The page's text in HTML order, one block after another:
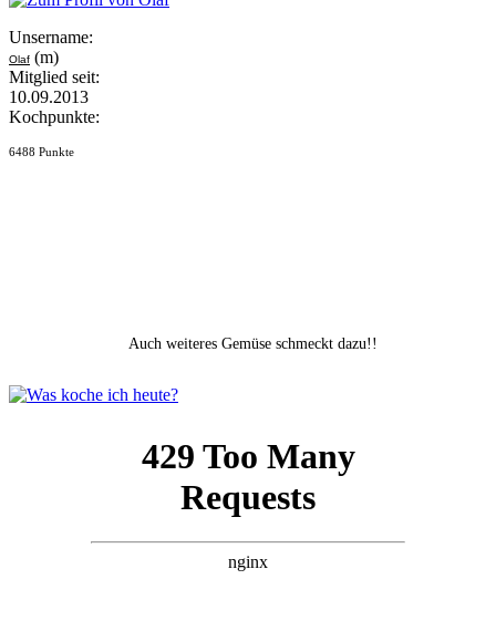
Unsername:
Olaf (m)
Mitglied seit:
10.09.2013
Kochpunkte:
6488 Punkte
Auch weiteres Gemüse schmeckt dazu!!